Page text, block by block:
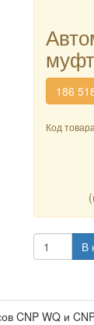
186
Код
В
CNP WQ и